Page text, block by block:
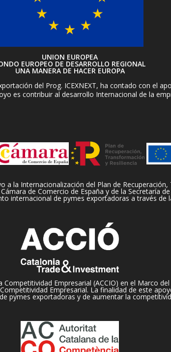
UNION EUROPEA
EUROPEO DE DESARROLLO REGIONAL
UNA MANERA DE HACER EUROPA
del Prog. ICEXNEXT, ha contado con el
es contribuir al desarrollo Internacional de la
a la Internacionalización del Plan de
de Comercio de España y de la Secretaría
internacional de pymes exportadoras a través de
Empresarial (ACCIO) en el Marco
Empresarial. La finalidad de este
pymes exportadoras y de aumentar la